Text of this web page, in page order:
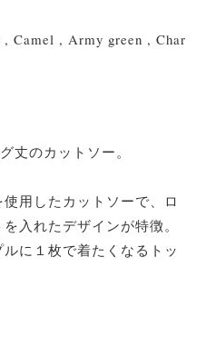
Camel , Army green , Char
丈のカットソー。
用したカットソーで、ロ
入れたデザインが特徴。
に１枚で着たくなるトッ